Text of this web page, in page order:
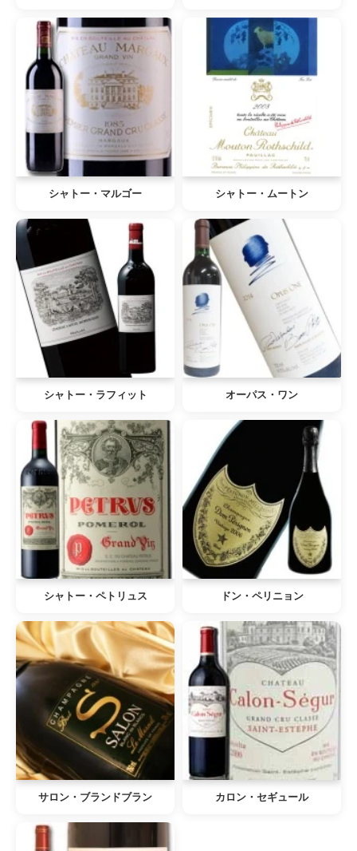
シャトー・マルゴー シャトー・ムートン
シャトー・ラフィット オーパス・ワン
シャトー・ペトリュス ドン・ペリニョン
サロン・ブランドブラン カロン・セギュール